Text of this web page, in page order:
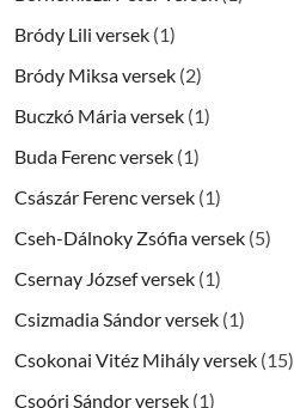
Bródy Lili versek (1)
Bródy Miksa versek (2)
Buczkó Mária versek (1)
Buda Ferenc versek (1)
Császár Ferenc versek (1)
Cseh-Dálnoky Zsófia versek (5)
Csernay József versek (1)
Csizmadia Sándor versek (1)
Csokonai Vitéz Mihály versek (15)
Csoóri Sándor versek (1)